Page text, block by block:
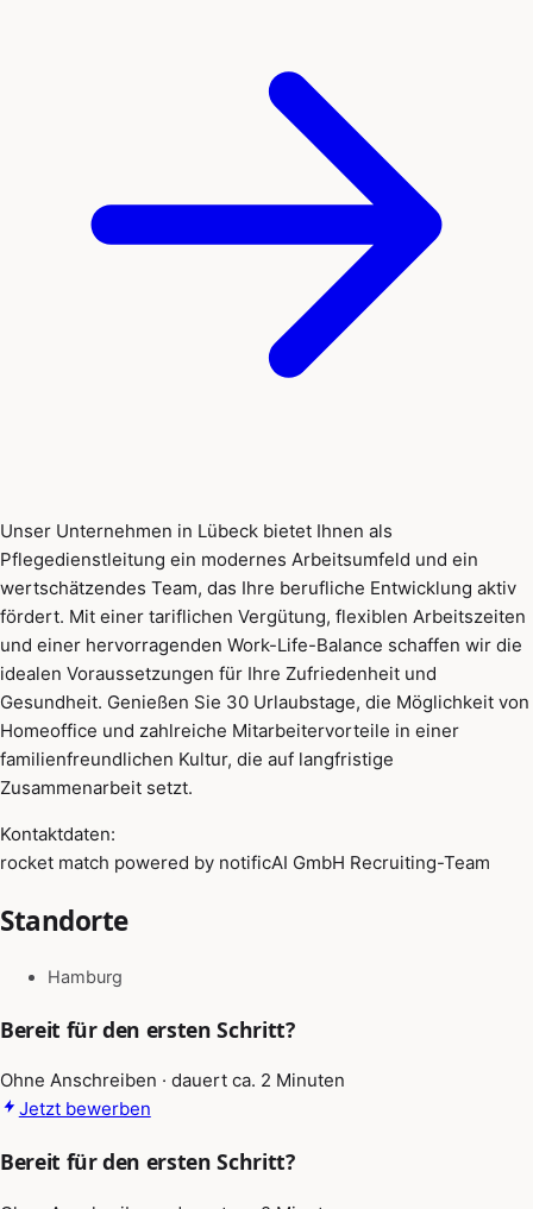
Unser Unternehmen in Lübeck bietet Ihnen als
Pflegedienstleitung ein modernes Arbeitsumfeld und ein
wertschätzendes Team, das Ihre berufliche Entwicklung aktiv
fördert. Mit einer tariflichen Vergütung, flexiblen Arbeitszeiten
und einer hervorragenden Work-Life-Balance schaffen wir die
idealen Voraussetzungen für Ihre Zufriedenheit und
Gesundheit. Genießen Sie 30 Urlaubstage, die Möglichkeit von
Homeoffice und zahlreiche Mitarbeitervorteile in einer
familienfreundlichen Kultur, die auf langfristige
Zusammenarbeit setzt.
Kontaktdaten:
rocket match powered by notificAI GmbH Recruiting-Team
Standorte
Hamburg
Bereit für den ersten Schritt?
Ohne Anschreiben · dauert ca. 2 Minuten
Jetzt bewerben
Bereit für den ersten Schritt?